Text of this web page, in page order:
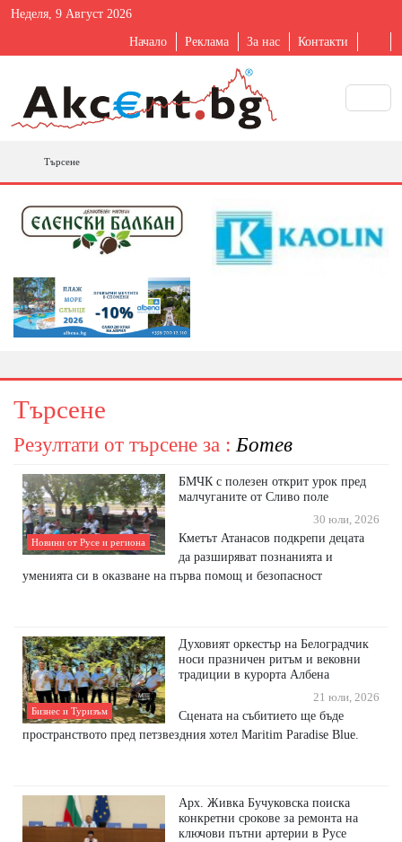
Неделя, 9 Август 2026
Начало Реклама За нас Контакти
Търсене
Търсене
Резултати от търсене за :Ботев
Новини от Русе и региона
БМЧК с полезен открит урок пред
малчуганите от Сливо поле
30 юли, 2026
Кметът Атанасов подкрепи децата
да разширяват познанията и
уменията си в оказване на първа помощ и безопасност
Бизнес и Туризъм
Духовият оркестър на Белоградчик
носи празничен ритъм и вековни
традиции в курорта Албена
21 юли, 2026
Сцената на събитието ще бъде
пространството пред петзвездния хотел Maritim Paradise Blue.
Арх. Живка Бучуковска поиска
конкретни срокове за ремонта на
ключови пътни артерии в Русе